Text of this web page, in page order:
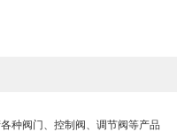
种阀门、控制阀、调节阀等产品